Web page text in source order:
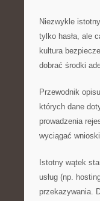
Niezwykle
tylko hasła, ale
kultura
dobrać środki
Przewodnik
których dane
prowadzenia
wyciągać
Istotny wątek
usług (np.
przekazywania.